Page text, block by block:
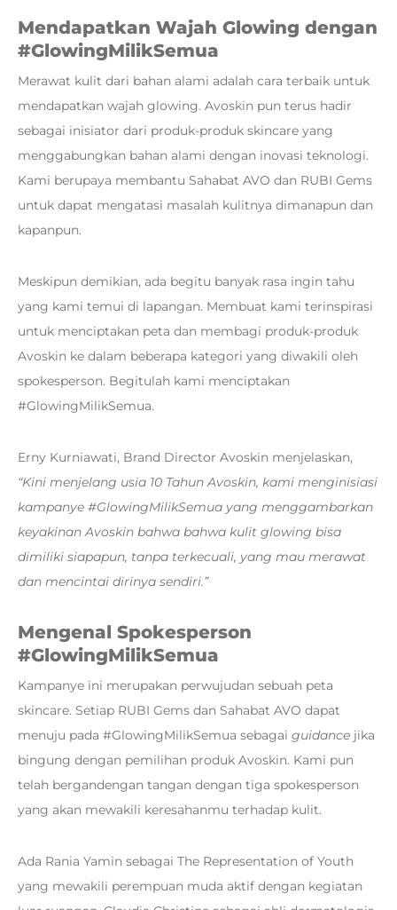
Mendapatkan Wajah Glowing dengan
#GlowingMilikSemua
Merawat kulit dari bahan alami adalah cara terbaik untuk
mendapatkan wajah glowing. Avoskin pun terus hadir
sebagai inisiator dari produk-produk skincare yang
menggabungkan bahan alami dengan inovasi teknologi.
Kami berupaya membantu Sahabat AVO dan RUBI Gems
untuk dapat mengatasi masalah kulitnya dimanapun dan
kapanpun.
Meskipun demikian, ada begitu banyak rasa ingin tahu
yang kami temui di lapangan. Membuat kami terinspirasi
untuk menciptakan peta dan membagi produk-produk
Avoskin ke dalam beberapa kategori yang diwakili oleh
spokesperson. Begitulah kami menciptakan
#GlowingMilikSemua.
Erny Kurniawati, Brand Director Avoskin menjelaskan,
“Kini menjelang usia 10 Tahun Avoskin, kami menginisiasi
kampanye #GlowingMilikSemua yang menggambarkan
keyakinan Avoskin bahwa bahwa kulit glowing bisa
dimiliki siapapun, tanpa terkecuali, yang mau merawat
dan mencintai dirinya sendiri.”
Mengenal Spokesperson
#GlowingMilikSemua
Kampanye ini merupakan perwujudan sebuah peta
skincare. Setiap RUBI Gems dan Sahabat AVO dapat
menuju pada #GlowingMilikSemua sebagai guidance jika
bingung dengan pemilihan produk Avoskin. Kami pun
telah bergandengan tangan dengan tiga spokesperson
yang akan mewakili keresahanmu terhadap kulit.
Ada Rania Yamin sebagai The Representation of Youth
yang mewakili perempuan muda aktif dengan kegiatan